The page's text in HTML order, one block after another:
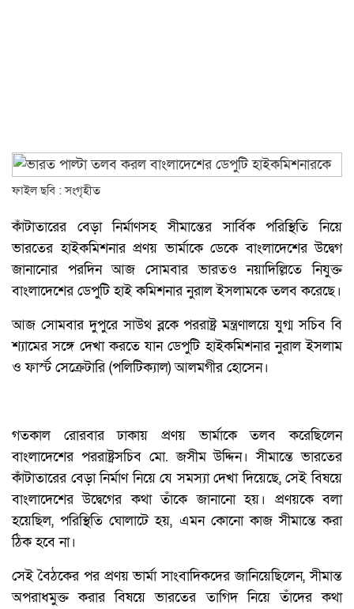
ফাইল ছবি : সংগৃহীত
কাঁটাতারের বেড়া নির্মাণসহ সীমান্তের সার্বিক পরিস্থিতি নিয়ে
ভারতের হাইকমিশনার প্রণয় ভার্মাকে ডেকে বাংলাদেশের উদ্বেগ
জানানোর পরদিন আজ সোমবার ভারতও নয়াদিল্লিতে নিযুক্ত
বাংলাদেশের ডেপুটি হাই কমিশনার নুরাল ইসলামকে তলব করেছে।
আজ সোমবার দুপুরে সাউথ ব্লকে পররাষ্ট্র মন্ত্রণালয়ে যুগ্ম সচিব বি
শ্যামের সঙ্গে দেখা করতে যান ডেপুটি হাইকমিশনার নুরাল ইসলাম
ও ফার্স্ট সেক্রেটারি (পলিটিক্যাল) আলমগীর হোসেন।
গতকাল রোরবার ঢাকায় প্রণয় ভার্মাকে তলব করেছিলেন
বাংলাদেশের পররাষ্ট্রসচিব মো. জসীম উদ্দিন। সীমান্তে ভারতের
কাঁটাতারের বেড়া নির্মাণ নিয়ে যে সমস্যা দেখা দিয়েছে, সেই বিষয়ে
বাংলাদেশের উদ্বেগের কথা তাঁকে জানানো হয়। প্রণয়কে বলা
হয়েছিল, পরিস্থিতি ঘোলাটে হয়, এমন কোনো কাজ সীমান্তে করা
ঠিক হবে না।
সেই বৈঠকের পর প্রণয় ভার্মা সাংবাদিকদের জানিয়েছিলেন, সীমান্ত
অপরাধমুক্ত করার বিষয়ে ভারতের তাগিদ নিয়ে তাঁদের কথা